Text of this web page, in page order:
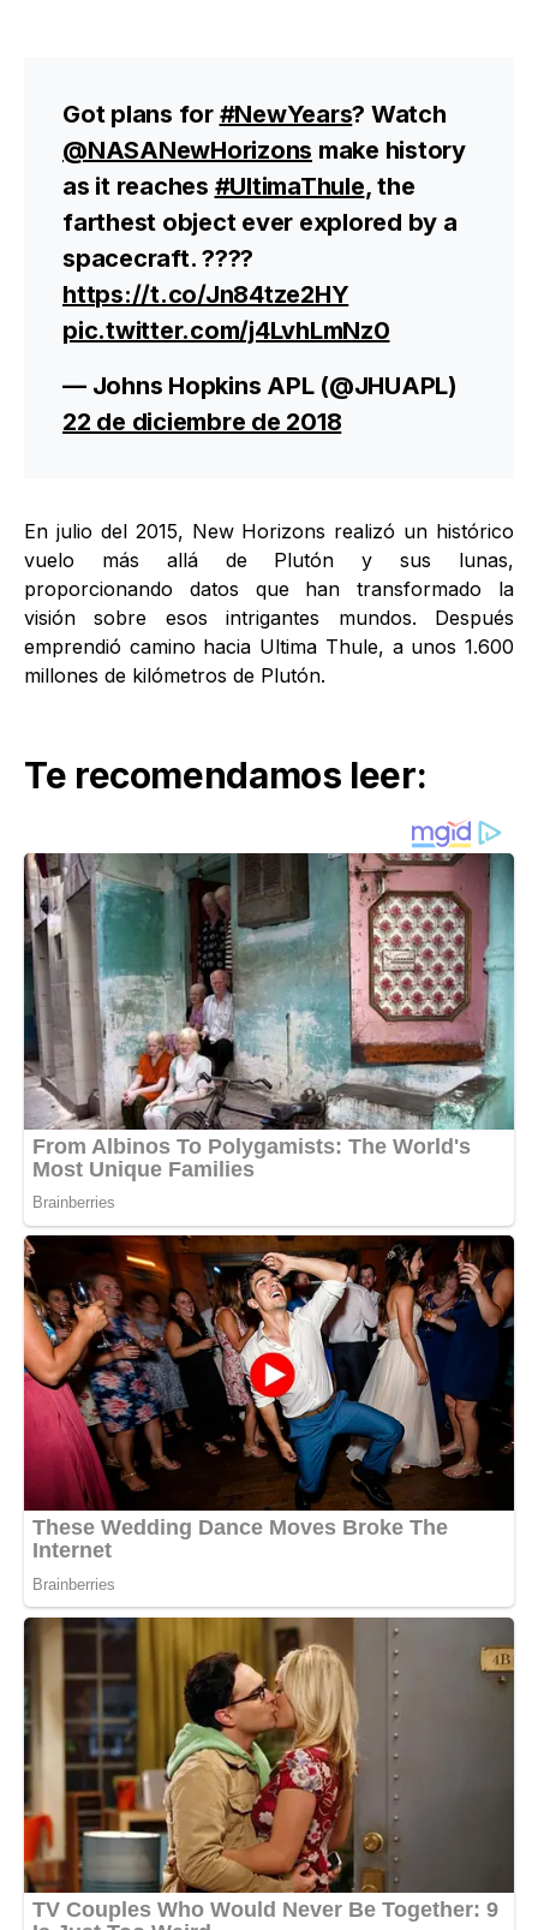
Got plans for #NewYears? Watch
@NASANewHorizons make history
as it reaches #UltimaThule, the
farthest object ever explored by a
spacecraft. ????
https://t.co/Jn84tze2HY
pic.twitter.com/j4LvhLmNz0
— Johns Hopkins APL (@JHUAPL)
22 de diciembre de 2018
En julio del 2015, New Horizons realizó un histórico
vuelo más allá de Plutón y sus lunas,
proporcionando datos que han transformado la
visión sobre esos intrigantes mundos. Después
emprendió camino hacia Ultima Thule, a unos 1.600
millones de kilómetros de Plutón.
Te recomendamos leer: